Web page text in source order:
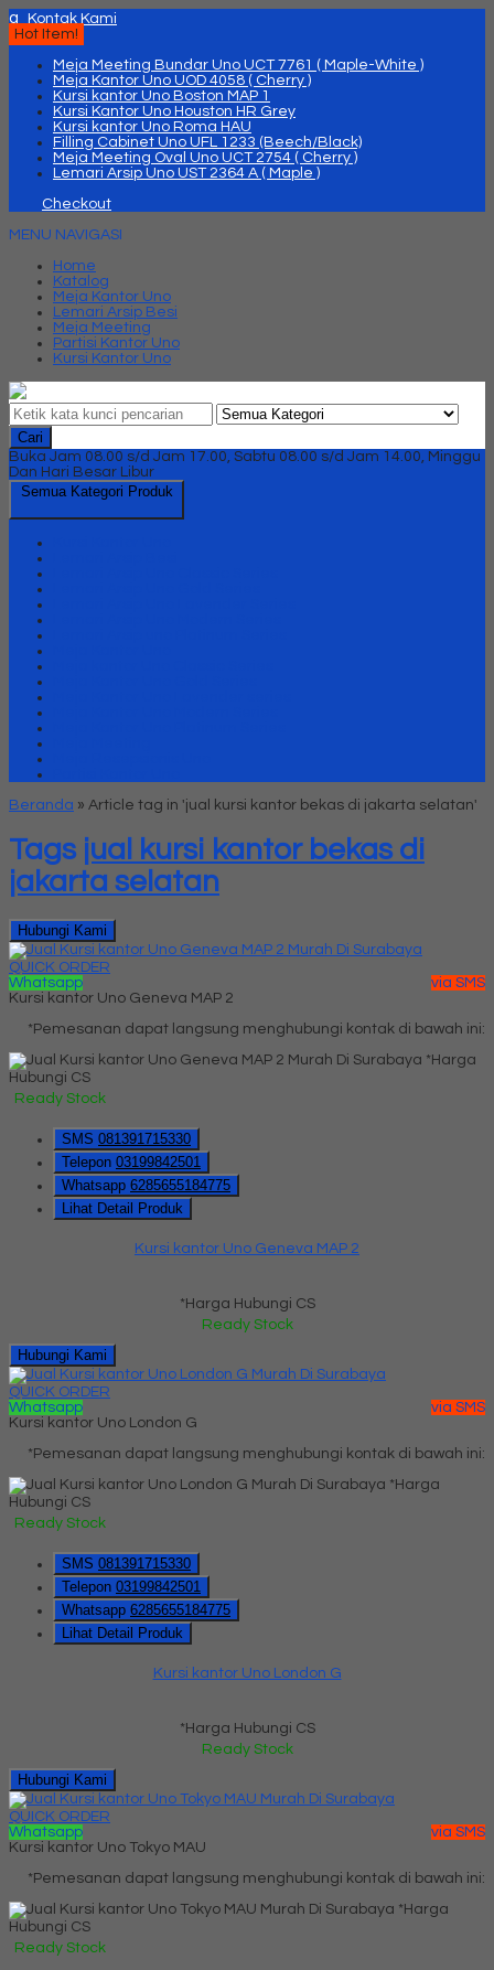
q
Kontak Kami
Hot Item!
Meja Meeting Bundar Uno UCT 7761 ( Maple-White )
Meja Kantor Uno UOD 4058 ( Cherry )
Kursi kantor Uno Boston MAP 1
Kursi Kantor Uno Houston HR Grey
Kursi kantor Uno Roma HAU
Filling Cabinet Uno UFL 1233 (Beech/Black)
Meja Meeting Oval Uno UCT 2754 ( Cherry )
Lemari Arsip Uno UST 2364 A ( Maple )
Checkout
MENU NAVIGASI
Home
Katalog
Meja Kantor Uno
Lemari Arsip Besi
Meja Meeting
Partisi Kantor Uno
Kursi Kantor Uno
Cari
Buka Jam 08.00 s/d Jam 17.00, Sabtu 08.00 s/d Jam 14.00, Minggu
Dan Hari Besar Libur
Semua Kategori Produk
Beranda » Article tag in 'jual kursi kantor bekas di jakarta selatan'
Tags jual kursi kantor bekas di
jakarta selatan
Hubungi Kami
QUICK ORDER
Whatsapp
via SMS
Kursi kantor Uno Geneva MAP 2
*Pemesanan dapat langsung menghubungi kontak di bawah ini:
*Harga
Hubungi CS
Ready Stock
SMS 081391715330
Telepon 03199842501
Whatsapp 6285655184775
Lihat Detail Produk
Kursi kantor Uno Geneva MAP 2
*Harga Hubungi CS
Ready Stock
Hubungi Kami
QUICK ORDER
Whatsapp
via SMS
Kursi kantor Uno London G
*Pemesanan dapat langsung menghubungi kontak di bawah ini:
*Harga
Hubungi CS
Ready Stock
SMS 081391715330
Telepon 03199842501
Whatsapp 6285655184775
Lihat Detail Produk
Kursi kantor Uno London G
*Harga Hubungi CS
Ready Stock
Hubungi Kami
QUICK ORDER
Whatsapp
via SMS
Kursi kantor Uno Tokyo MAU
*Pemesanan dapat langsung menghubungi kontak di bawah ini:
*Harga
Hubungi CS
Ready Stock